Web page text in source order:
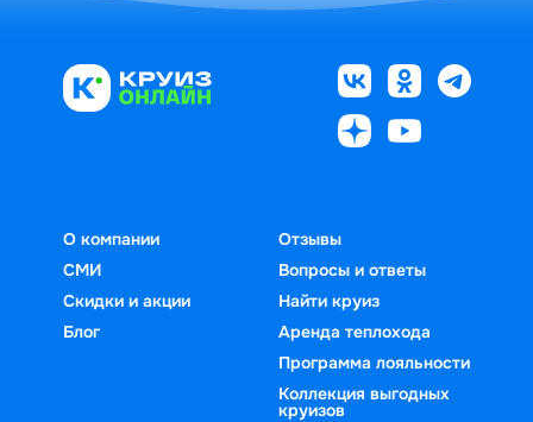
О компании
СМИ
Скидки и акции
Блог
Отзывы
Вопросы и ответы
Найти круиз
Аренда теплохода
Программа лояльности
Коллекция выгодных
круизов